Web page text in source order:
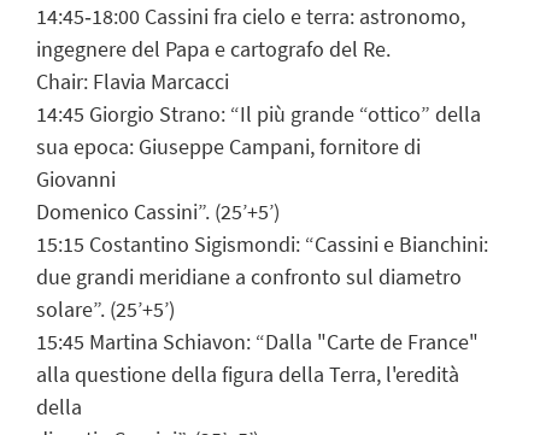
14:45‐18:00 Cassini fra cielo e terra: astronomo,
ingegnere del Papa e cartografo del Re.
Chair: Flavia Marcacci
14:45 Giorgio Strano: “Il più grande “ottico” della
sua epoca: Giuseppe Campani, fornitore di
Giovanni
Domenico Cassini”. (25’+5’)
15:15 Costantino Sigismondi: “Cassini e Bianchini:
due grandi meridiane a confronto sul diametro
solare”. (25’+5’)
15:45 Martina Schiavon: “Dalla "Carte de France"
alla questione della figura della Terra, l'eredità
della